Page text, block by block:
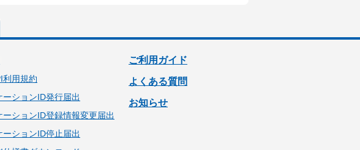
利用規約
ーションID発行届出
ーションID登録情報変更届出
ーションID停止届出
ご利用ガイド
よくある質問
お知らせ